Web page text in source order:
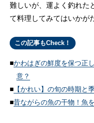
難しいが、運よく釣れた
て料理してみてはいかが
この記事もCheck！
かわはぎの鮮度を保つ正
意？
【かれい】の旬の時期と
昔ながらの魚の干物！魚